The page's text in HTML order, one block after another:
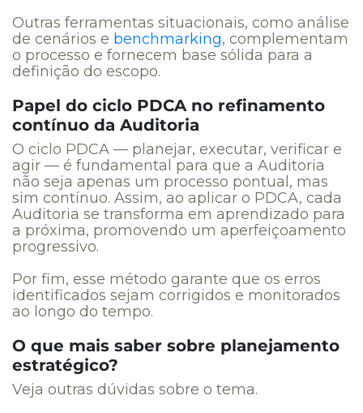
Outras ferramentas situacionais, como análise
de cenários e benchmarking, complementam
o processo e fornecem base sólida para a
definição do escopo.
Papel do ciclo PDCA no refinamento
contínuo da Auditoria
O ciclo PDCA — planejar, executar, verificar e
agir — é fundamental para que a Auditoria
não seja apenas um processo pontual, mas
sim contínuo. Assim, ao aplicar o PDCA, cada
Auditoria se transforma em aprendizado para
a próxima, promovendo um aperfeiçoamento
progressivo.
Por fim, esse método garante que os erros
identificados sejam corrigidos e monitorados
ao longo do tempo.
O que mais saber sobre planejamento
estratégico?
Veja outras dúvidas sobre o tema.